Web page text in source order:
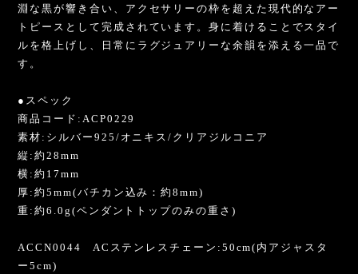
淵な黒が響き合い、アクセサリーの枠を超えた現代的なアー
トピースとして完成されています。身に着けることでスタイ
ルを格上げし、日常にラグジュアリーな余韻を添える一品で
す。
●スペック
商品コード:ACP0229
素材:シルバー925/オニキス/クリアジルコニア
縦:約28mm
横:約17mm
厚:約5mm(バチカン込み：約8mm)
重:約6.0g(ペンダントトップのみの重さ)
ACCN0044 ACステンレスチェーン:50cm(内アジャスタ
ー5cm)